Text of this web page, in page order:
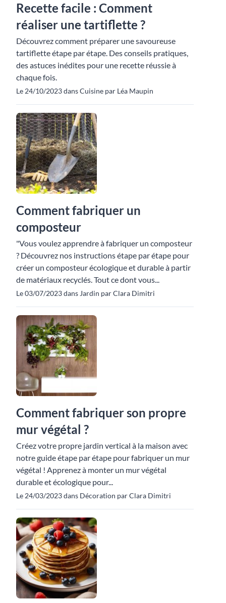
Recette facile : Comment
réaliser une tartiflette ?
Découvrez comment préparer une savoureuse
tartiflette étape par étape. Des conseils pratiques,
des astuces inédites pour une recette réussie à
chaque fois.
Le 24/10/2023 dans Cuisine par Léa Maupin
Comment fabriquer un
composteur
"Vous voulez apprendre à fabriquer un composteur
? Découvrez nos instructions étape par étape pour
créer un composteur écologique et durable à partir
de matériaux recyclés. Tout ce dont vous...
Le 03/07/2023 dans Jardin par Clara Dimitri
Comment fabriquer son propre
mur végétal ?
Créez votre propre jardin vertical à la maison avec
notre guide étape par étape pour fabriquer un mur
végétal ! Apprenez à monter un mur végétal
durable et écologique pour...
Le 24/03/2023 dans Décoration par Clara Dimitri